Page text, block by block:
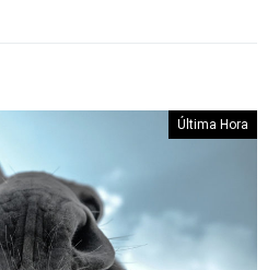
Última Hora